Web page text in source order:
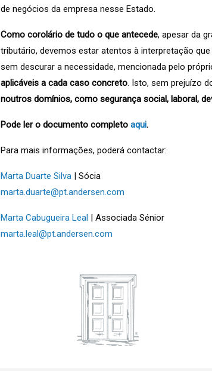
de negócios da empresa nesse Estado.
Como corolário de tudo o que antecede, apesar da
tributário, devemos estar atentos à interpretação
sem descurar a necessidade, mencionada pelo
aplicáveis a cada caso concreto. Isto, sem prejuízo
noutros domínios, como segurança social, laboral,
Pode ler o documento completo aqui.
Para mais informações, poderá contactar:
Marta Duarte Silva | Sócia
marta.duarte@pt.andersen.com
Marta Cabugueira Leal
| Associada Sénior
marta.leal@pt.andersen.com